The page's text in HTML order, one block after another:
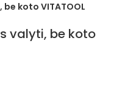
koto VITATOOL
valyti, be koto